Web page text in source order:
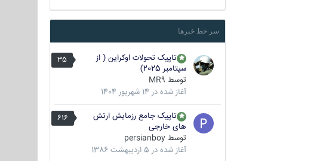
سر خط خبرها
35
تاپیک تحولات اوکراین ( از
سپتامبر 2025)
توسط MR9
آغاز شده در 14 شهریور 1404
616
تاپیک جامع رزمایش ارتش
های خارجی
توسط persianboy
آغاز شده در 5 اردیبهشت 1386